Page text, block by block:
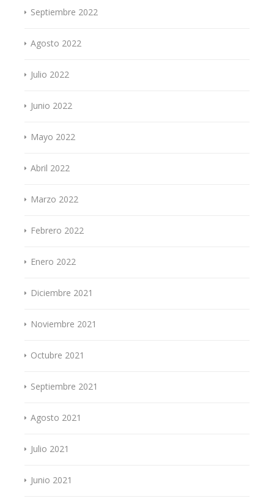
Septiembre 2022
Agosto 2022
Julio 2022
Junio 2022
Mayo 2022
Abril 2022
Marzo 2022
Febrero 2022
Enero 2022
Diciembre 2021
Noviembre 2021
Octubre 2021
Septiembre 2021
Agosto 2021
Julio 2021
Junio 2021